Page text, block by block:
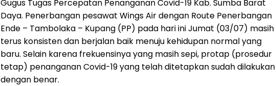
Gugus Tugas Percepatan Penanganan Covid-19 Kab. Sumba Barat
Daya. Penerbangan pesawat Wings Air dengan Route Penerbangan
Ende – Tambolaka – Kupang (PP) pada hari ini Jumat (03/07) masih
terus konsisten dan berjalan baik menuju kehidupan normal yang
baru. Selain karena frekuensinya yang masih sepi, protap (prosedur
tetap) penanganan Covid-19 yang telah ditetapkan sudah dilakukan
dengan benar.